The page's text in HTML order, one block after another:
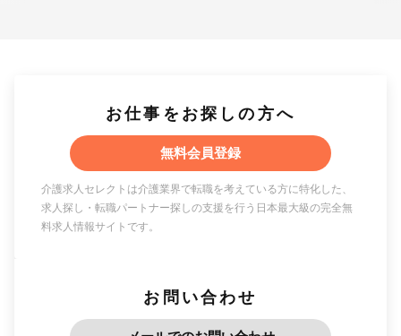
お仕事をお探しの方へ
無料会員登録
介護求人セレクトは介護業界で転職を考えている方に特化した、
求人探し・転職パートナー探しの支援を行う日本最大級の完全無
料求人情報サイトです。
お問い合わせ